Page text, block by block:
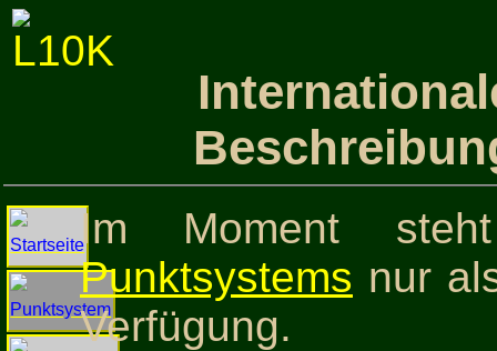
Im Moment
Punktsystems nur
Verfügung.